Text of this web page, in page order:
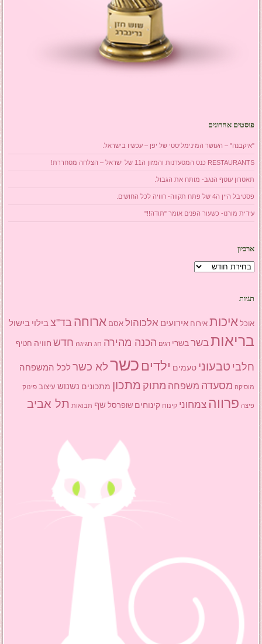
פוסטים אחרונים
"איקבנה" – העושר המינימליסטי של יפן – עכשיו בישראל.
RESTAURANTS כנס המסעדנות והמזון ה11 של ישראל – הצלחה מסחררת!
תאטרון עוטף הנגב- מותח את הגבול.
פסטיבל היין ה4 של פתח תקווה- חוויה לכל החושים.
עידית מורנו- כשעור הפנים אומר "תודה!!"
ארכיון
ארכיון
תגיות
אוכל איכות אירוח אירועים אלכוהול אסם ארוחה בד"צ בילוי בישול
בריאותבשר בשרי דגים הכנה מהירה חג חגיגה חדש חוויה חטיף
חלבי טבעוני טעמים ילדים כשרלא כשר לכל המשפחה
מוסיקה מסעדה משפחה מתוק מתכון מתכונים נשנוש עיצוב פינוק
פיצה פרווה צמחוני קינוח קינוחים שופרסל שף תבואות תל אביב